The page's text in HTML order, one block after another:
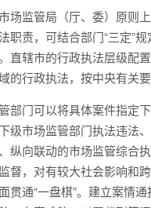
场监管局（厅、委）原则
责，可结合部门“三定”
直辖市的行政执法层级配
行政执法，按中央有关要
部门可以将具体案件指定
级市场监管部门执法违法
纵向联动的市场监管综合
督，对有较大社会影响和
通“一盘棋”。建立案情